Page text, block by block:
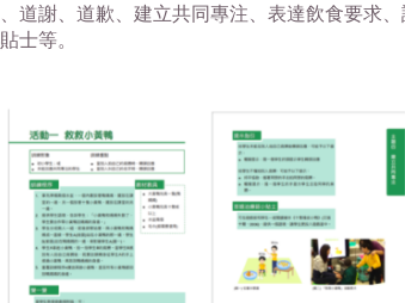
道謝、道歉、建立共同專注、表達飲食要求
士等。